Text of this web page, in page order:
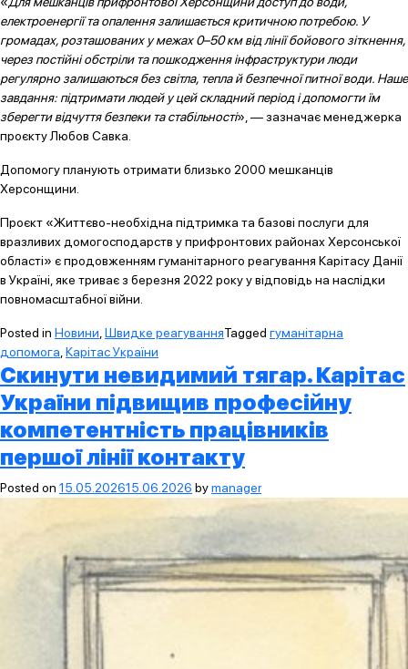
електроенергії та опалення залишається критичною потребою. У
громадах, розташованих у межах 0–50 км від лінії бойового зіткнення,
через постійні обстріли та пошкодження інфраструктури люди
регулярно залишаються без світла, тепла й безпечної питної води. Наше
завдання: підтримати людей у цей складний період і допомогти їм
зберегти відчуття безпеки та стабільності», — зазначає менеджерка
проєкту Любов Савка.
Допомогу планують отримати близько 2000 мешканців
Херсонщини.
Проєкт «Життєво-необхідна підтримка та базові послуги для
вразливих домогосподарств у прифронтових районах Херсонської
області» є продовженням гуманітарного реагування Карітасу Данії
в Україні, яке триває з березня 2022 року у відповідь на наслідки
повномасштабної війни.
Posted in Новини Швидке реагуванняTagged гуманітарна
допомога Карітас України
Скинути невидимий тягар. Карітас
України підвищив професійну
компетентність працівників
першої лінії контакту
Posted on 15.05.202615.06.2026 bymanager